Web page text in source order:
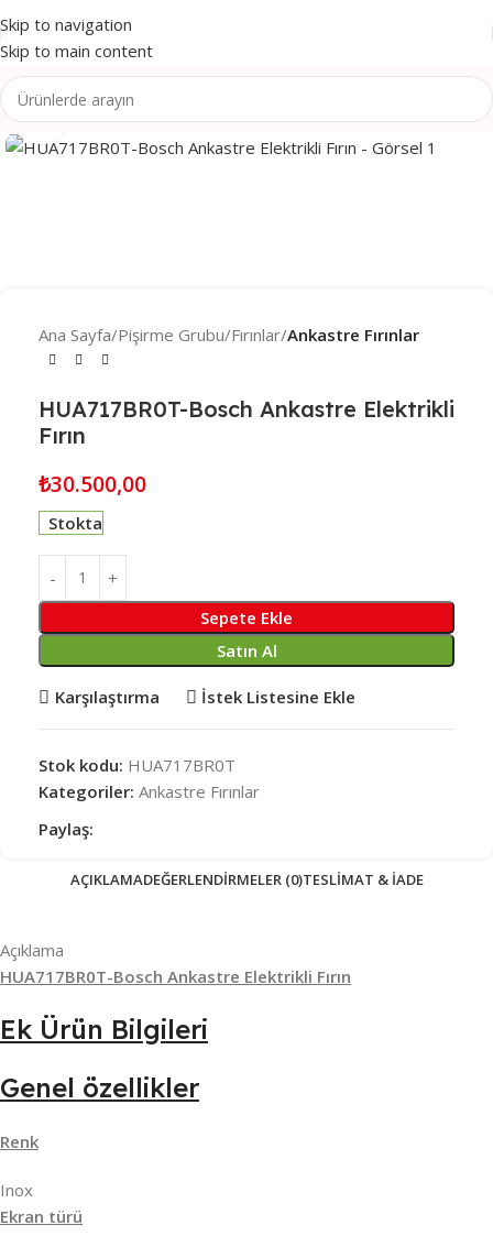
Skip to navigation
Skip to main content
Click to enlarge
Ana Sayfa Pişirme Grubu Fırınlar Ankastre Fırınlar
HUA717BR0T-Bosch Ankastre Elektrikli
Fırın
₺30.500,00
Stokta
Sepete Ekle
Satın Al
Karşılaştırma İstek Listesine Ekle
Stok kodu: HUA717BR0T
Kategoriler: Ankastre Fırınlar
Paylaş:
AÇIKLAMADEĞERLENDIRMELER (0)TESLIMAT & İADE
Açıklama
HUA717BR0T-Bosch Ankastre Elektrikli Fırın
Ek Ürün Bilgileri
Genel özellikler
Renk
Inox
Ekran türü